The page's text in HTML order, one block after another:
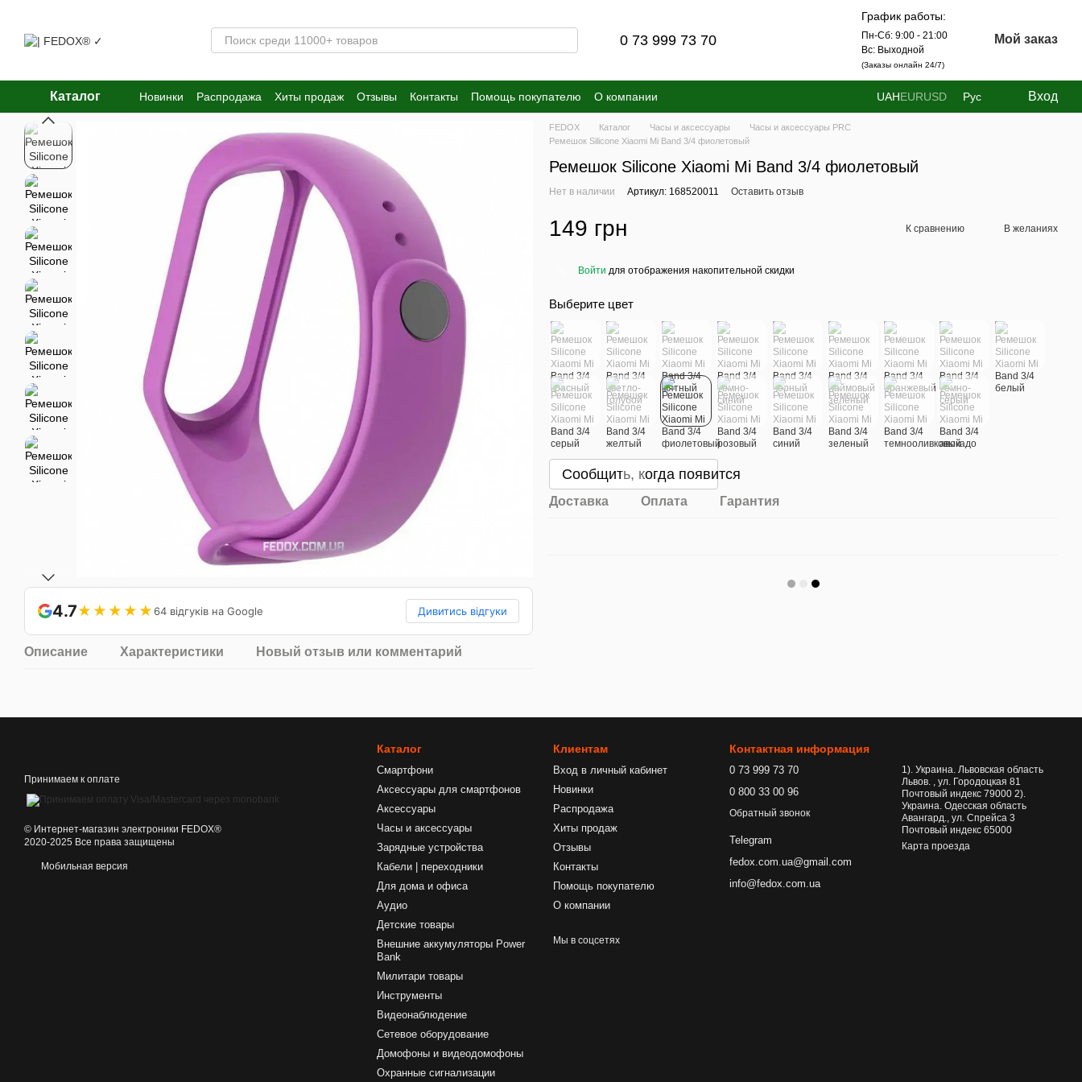
0 73 999 73 70
График работы:
Пн-Сб: 9:00 - 21:00
Вс: Выходной
(Заказы онлайн 24/7)
Мой заказ
Каталог Новинки Распродажа Хиты продаж Отзывы Контакты Помощь покупателю О компании UAHEURUSD Рус Вход
4.7★★★★★64 відгуків на Google Дивитись відгуки
Описание Характеристики Новый отзыв или комментарий
FEDOX Каталог Часы и аксессуары
Часы и аксессуары PRC
Ремешок Silicone Xiaomi Mi Band 3/4 фиолетовый
Ремешок Silicone Xiaomi Mi Band 3/4 фиолетовый
Нет в наличии Артикул: 168520011 Оставить отзыв
149 грн К сравнению В желаниях
Войти для отображения накопительной скидки
Выберите цвет
Сообщить, когда появится
Доставка Оплата Гарантия
Принимаем к оплате
©️ Интернет-магазин электроники FEDOX®
2020-2025 Все права защищены
Мобильная версия
Каталог
Смартфони
Аксессуары для смартфонов
Аксессуары
Часы и аксессуары
Зарядные устройства
Кабели | переходники
Для дома и офиса
Аудио
Детские товары
Внешние аккумуляторы Power
Bank
Милитари товары
Инструменты
Видеонаблюдение
Сетевое оборудование
Домофоны и видеодомофоны
Охранные сигнализации
Клиентам
Вход в личный кабинет
Новинки
Распродажа
Хиты продаж
Отзывы
Контакты
Помощь покупателю
О компании
Мы в соцсетях
Контактная информация
0 73 999 73 70
0 800 33 00 96
Обратный звонок
Telegram
fedox.com.ua@gmail.com
info@fedox.com.ua
1). Украина. Львовская область
Львов. , ул. Городоцкая 81
Почтовый индекс 79000 2).
Украина. Одесская область
Авангард., ул. Спрейса 3
Почтовый индекс 65000
Карта проезда